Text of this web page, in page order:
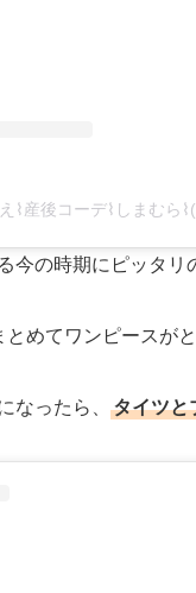
⌇産後コーデ⌇しまむら
今の時期にピッタリ
めてワンピースが
なったら、 タイツと